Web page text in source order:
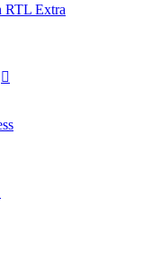
RTL Extra